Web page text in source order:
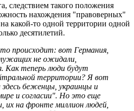
следствием такого положения
нахождения "правоверных"
какой-то одной территории одной
десятилетий.
происходит: вот Германия,
не ожидали,
Как теперь люди будут
территории? Я вот
беженцы, украинцы и
и согласии". Но это еще
их на фронте миллион людей,